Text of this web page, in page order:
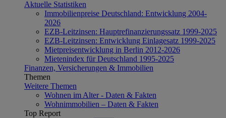
Aktuelle Statistiken
Immobilienpreise Deutschland: Entwicklung 2004-
2026
EZB-Leitzinsen: Hauptrefinanzierungssatz 1999-2025
EZB-Leitzinsen: Entwicklung Einlagesatz 1999-2025
Mietpreisentwicklung in Berlin 2012-2026
Mietenindex für Deutschland 1995-2025
Finanzen, Versicherungen & Immobilien
Themen
Weitere Themen
Wohnen im Alter - Daten & Fakten
Wohnimmobilien – Daten & Fakten
Top Report